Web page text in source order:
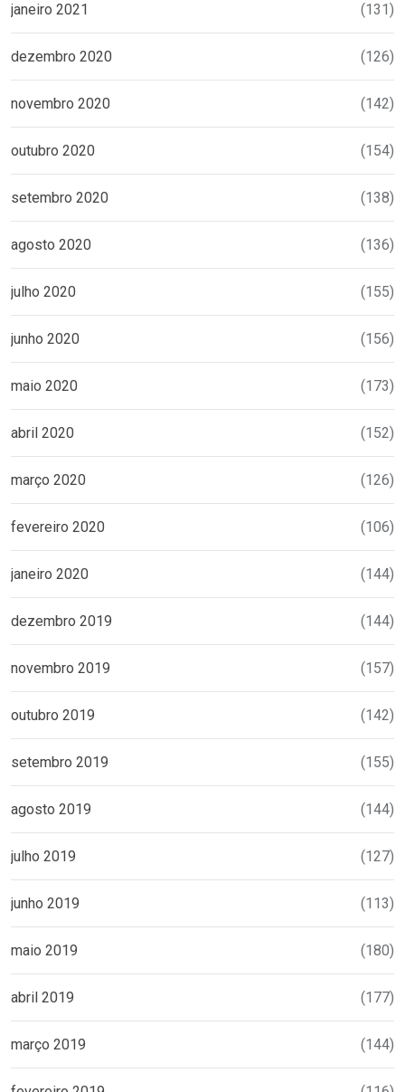
janeiro 2021 (131)
dezembro 2020 (126)
novembro 2020 (142)
outubro 2020 (154)
setembro 2020 (138)
agosto 2020 (136)
julho 2020 (155)
junho 2020 (156)
maio 2020 (173)
abril 2020 (152)
março 2020 (126)
fevereiro 2020 (106)
janeiro 2020 (144)
dezembro 2019 (144)
novembro 2019 (157)
outubro 2019 (142)
setembro 2019 (155)
agosto 2019 (144)
julho 2019 (127)
junho 2019 (113)
maio 2019 (180)
abril 2019 (177)
março 2019 (144)